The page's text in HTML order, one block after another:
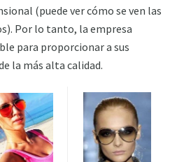
(puede ver cómo se ven las
Por lo tanto, la empresa
para proporcionar a sus
la más alta calidad.